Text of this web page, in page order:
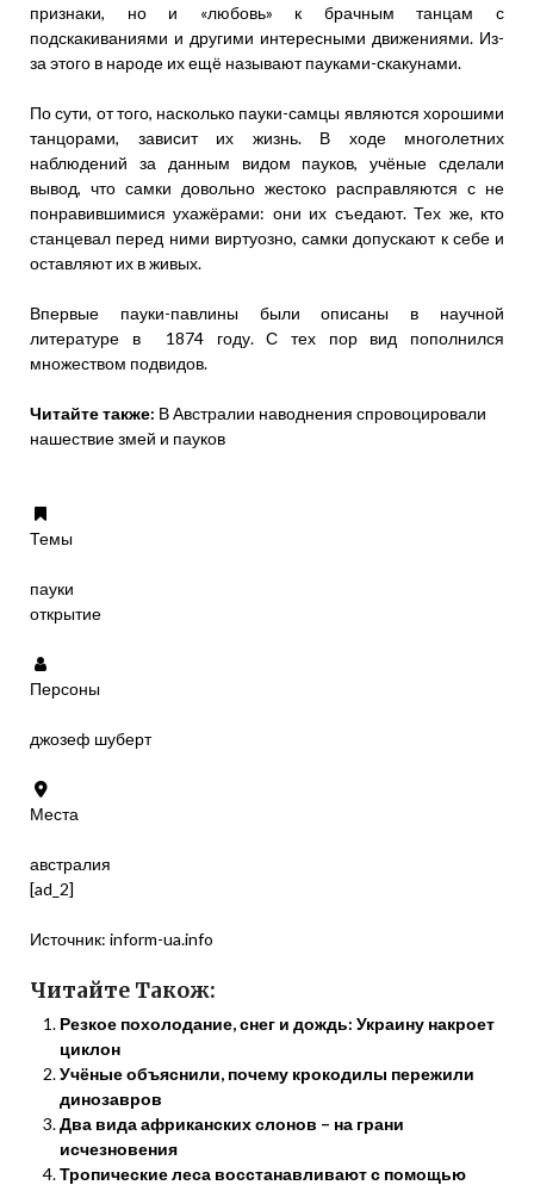
признаки, но и «любовь» к брачным танцам с
подскакиваниями и другими интересными движениями. Из-
за этого в народе их ещё называют пауками-скакунами.
По сути, от того, насколько пауки-самцы являются хорошими
танцорами, зависит их жизнь. В ходе многолетних
наблюдений за данным видом пауков, учёные сделали
вывод, что самки довольно жестоко расправляются с не
понравившимися ухажёрами: они их съедают. Тех же, кто
станцевал перед ними виртуозно, самки допускают к себе и
оставляют их в живых.
Впервые пауки-павлины были описаны в научной
литературе в 1874 году. С тех пор вид пополнился
множеством подвидов.
Читайте также: В Австралии наводнения спровоцировали
нашествие змей и пауков
Темы
пауки
открытие
Персоны
джозеф шуберт
Места
австралия
[ad_2]
Источник: inform-ua.info
Читайте Також:
Резкое похолодание, снег и дождь: Украину накроет
циклон
Учёные объяснили, почему крокодилы пережили
динозавров
Два вида африканских слонов – на грани
исчезновения
Тропические леса восстанавливают с помощью